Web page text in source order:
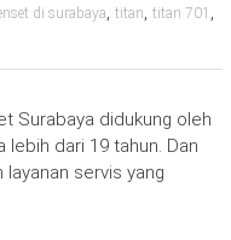
di surabaya, titan, titan 701 ,
Surabaya didukung oleh
dari 19 tahun. Dan
servis yang